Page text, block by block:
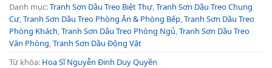
Danh mục:Tranh Sơn Dầu Treo Biệt Thự Tranh Sơn Dầu Treo Chung
Cư Tranh Sơn Dầu Treo Phòng Ăn & Phòng Bếp Tranh Sơn Dầu Treo
Phòng Khách Tranh Sơn Dầu Treo Phòng Ngủ Tranh Sơn Dầu Treo
Văn Phòng Tranh Sơn Dầu Động Vật
Từ khóa: Hoạ Sĩ Nguyễn Đinh Duy Quyền